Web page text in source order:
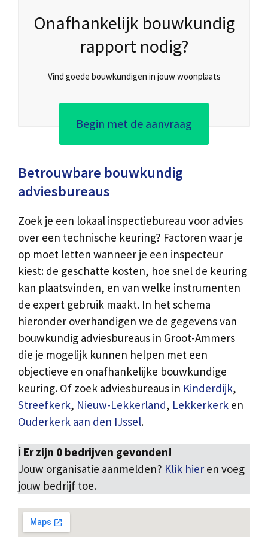
Onafhankelijk bouwkundig
rapport nodig?
Vind goede bouwkundigen in jouw woonplaats
Begin met de aanvraag
Betrouwbare bouwkundig
adviesbureaus
Zoek je een lokaal inspectiebureau voor advies
over een technische keuring? Factoren waar je
op moet letten wanneer je een inspecteur
kiest: de geschatte kosten, hoe snel de keuring
kan plaatsvinden, en van welke instrumenten
de expert gebruik maakt. In het schema
hieronder overhandigen we de gegevens van
bouwkundig adviesbureaus in Groot-Ammers
die je mogelijk kunnen helpen met een
objectieve en onafhankelijke bouwkundige
keuring. Of zoek adviesbureaus in Kinderdijk,
Streefkerk, Nieuw-Lekkerland, Lekkerkerk en
Ouderkerk aan den IJssel.
ℹ️ Er zijn 0 bedrijven gevonden!
Jouw organisatie aanmelden? Klik hier en voeg
jouw bedrijf toe.